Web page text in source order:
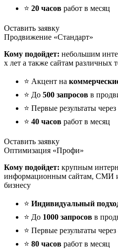
⭐ 20 часов работ в месяц
Оставить заявку
Продвижение «Стандарт»
Кому подойдет: небольшим
х лет а также сайтам различных
⭐ Акцент на
⭐ До 500 запросов в
⭐ Первые результаты через
⭐ 40 часов работ в месяц
Оставить заявку
Оптимизация «Профи»
Кому подойдет: крупным
информационным сайтам, СМИ
бизнесу
⭐ Индивидуальный
⭐ До 1000 запросов в
⭐ Первые результаты через
⭐ 80 часов работ в месяц